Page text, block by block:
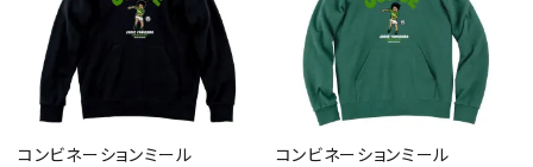
コンビネーションミール
コンビネーションミール